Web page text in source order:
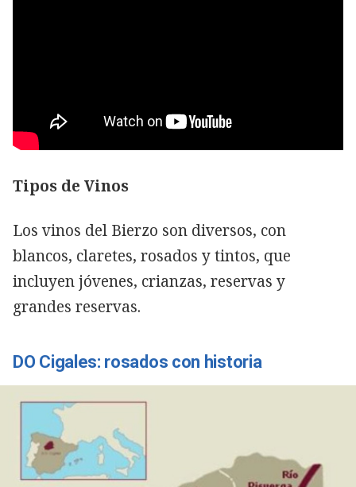
Tipos de Vinos
Los vinos del Bierzo son diversos, con
blancos, claretes, rosados y tintos, que
incluyen jóvenes, crianzas, reservas y
grandes reservas.
DO Cigales: rosados ​​con historia